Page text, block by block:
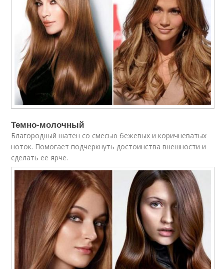
Темно-молочный
Благородный шатен со смесью бежевых и коричневатых
ноток. Помогает подчеркнуть достоинства внешности и
сделать ее ярче.